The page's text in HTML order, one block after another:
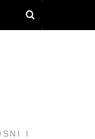
I